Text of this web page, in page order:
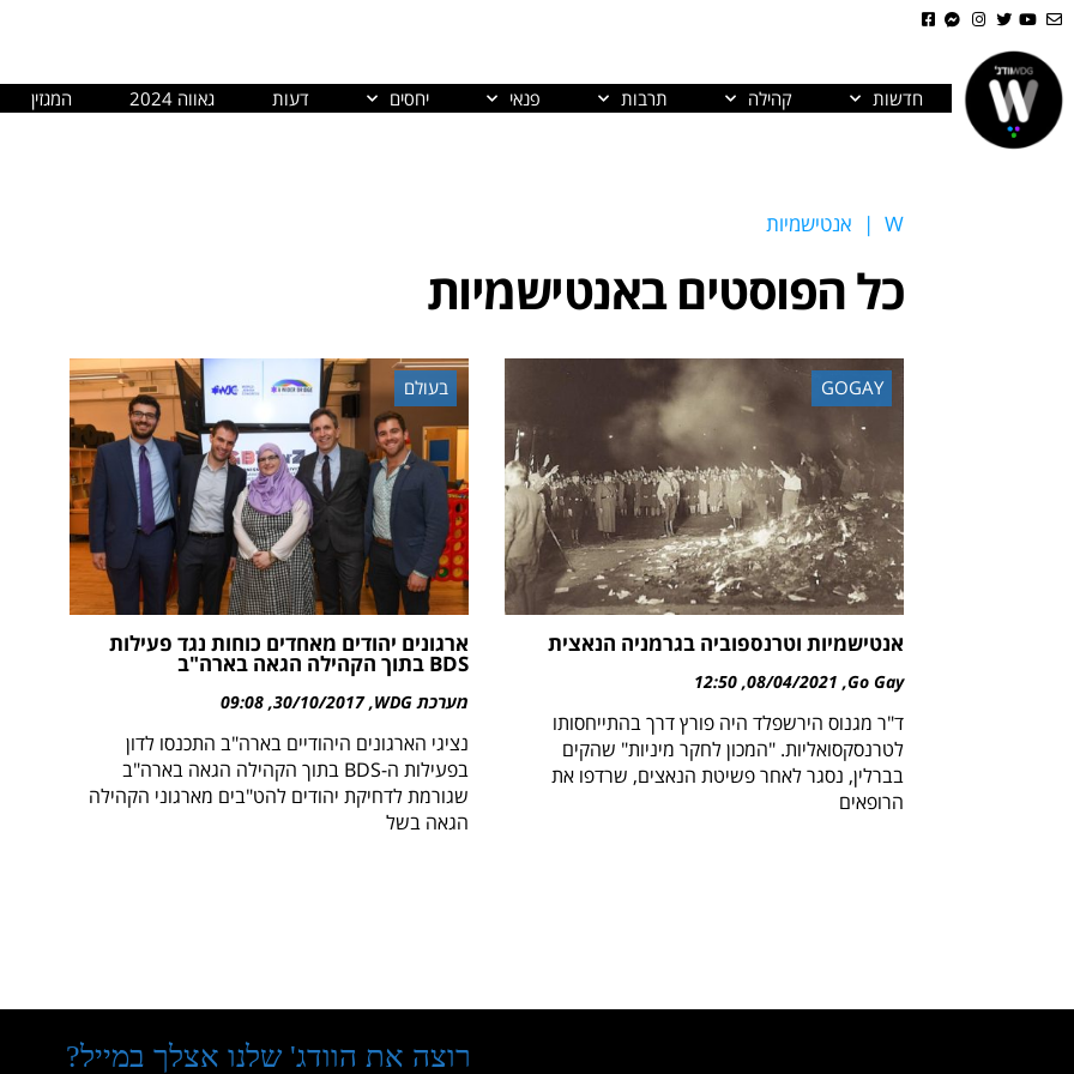
חדשות קהילה תרבות פנאי יחסים דעות גאווה 2024 המגזין
W
| אנטישמיות
כל הפוסטים באנטישמיות
GOGAY
אנטישמיות וטרנספוביה בגרמניה הנאצית
Go Gay
08/04/2021
12:50
ד"ר מגנוס הירשפלד היה פורץ דרך בהתייחסותו
לטרנסקסואליות. "המכון לחקר מיניות" שהקים
בברלין, נסגר לאחר פשיטת הנאצים, שרדפו את
הרופאים
בעולם
ארגונים יהודים מאחדים כוחות נגד פעילות
BDS בתוך הקהילה הגאה בארה"ב
מערכת WDG 30/10/2017
09:08
נציגי הארגונים היהודיים בארה"ב התכנסו לדון
בפעילות ה-BDS בתוך הקהילה הגאה בארה"ב
שגורמת לדחיקת יהודים להט"בים מארגוני הקהילה
הגאה בשל